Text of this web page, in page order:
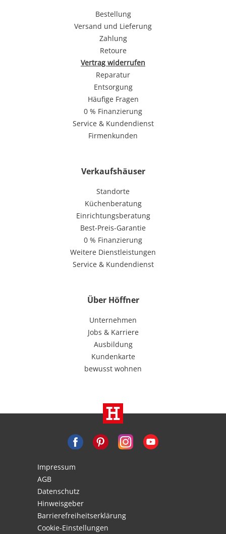
Bestellung
Versand und Lieferung
Zahlung
Retoure
Vertrag widerrufen
Reparatur
Entsorgung
Häufige Fragen
0 % Finanzierung
Service & Kundendienst
Firmenkunden
Verkaufshäuser
Standorte
Küchenberatung
Einrichtungsberatung
Best-Preis-Garantie
0 % Finanzierung
Weitere Dienstleistungen
Service & Kundendienst
Über Höffner
Unternehmen
Jobs & Karriere
Ausbildung
Kundenkarte
bewusst wohnen
Impressum
AGB
Datenschutz
Hinweisgeber
Barrierefreiheitserklärung
Cookie-Einstellungen